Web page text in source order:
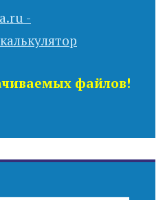
файлов!